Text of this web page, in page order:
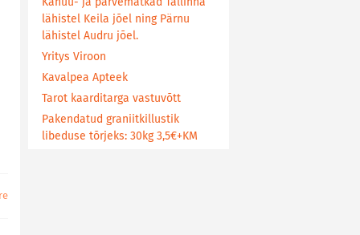
Kanuu- ja parvematkad Tallinna
lähistel Keila jõel ning Pärnu
lähistel Audru jõel.
Yritys Viroon
Kavalpea Apteek
Tarot kaarditarga vastuvõtt
Pakendatud graniitkillustik
libeduse tõrjeks: 30kg 3,5€+KM